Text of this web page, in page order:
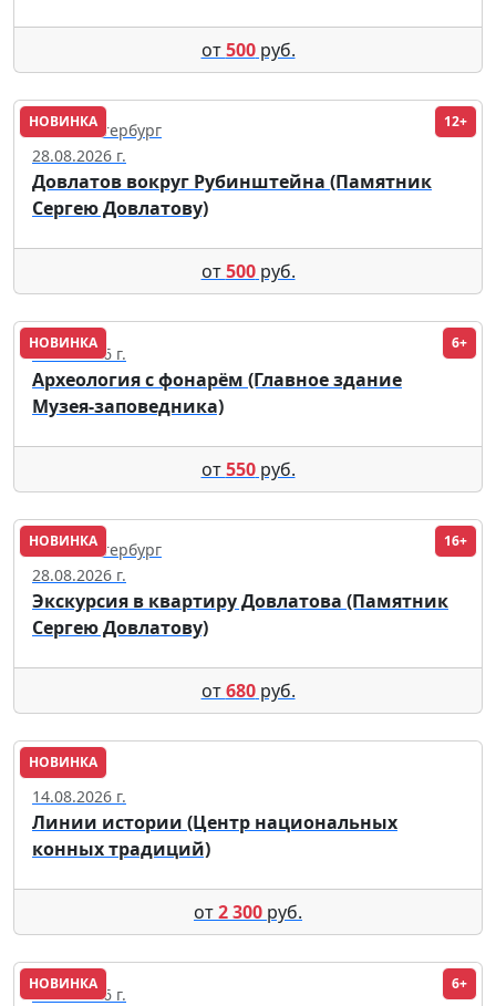
от500руб.
НОВИНКА 12+
Санкт-Петербург
28.08.2026 г.
Довлатов вокруг Рубинштейна (Памятник
Сергею Довлатову)
от500руб.
НОВИНКА 6+
22.08.2026 г.
Археология с фонарём (Главное здание
Музея-заповедника)
от550руб.
НОВИНКА 16+
Санкт-Петербург
28.08.2026 г.
Экскурсия в квартиру Довлатова (Памятник
Сергею Довлатову)
от680руб.
НОВИНКА
Москва
14.08.2026 г.
Линии истории (Центр национальных
конных традиций)
от2 300 руб.
НОВИНКА 6+
12.08.2026 г.